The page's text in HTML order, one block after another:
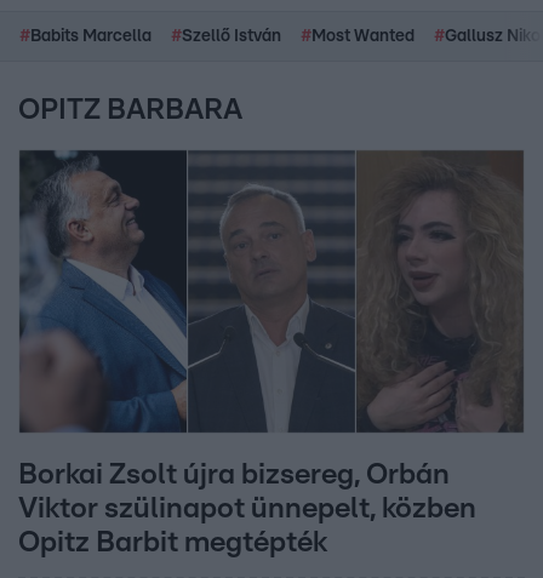
# Babits Marcella #Szellő István # Most Wanted #Gallusz
OPITZ BARBARA
Borkai Zsolt újra bizsereg, Orbán
Viktor szülinapot ünnepelt, közben
Opitz Barbit megtépték